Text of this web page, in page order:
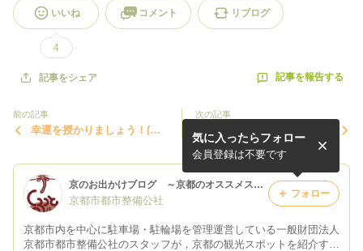
いいね
4
コメント リブログ
記事をシェア 記事を報告する
前の記事
幸運を授かりましょう！(金
次の記事
2014 京都紅葉特集
京のお出かけブログ ～京都のオススメスポット紹介～
京都市都市整備公社
京都市内を中心に駐車場・駐輪場を管理運営している一般財団法人
京都市都市整備公社のスタッフが，京都の観光スポットを紹介する
気に入ったらフォロー
会員登録は不要です
フォロー